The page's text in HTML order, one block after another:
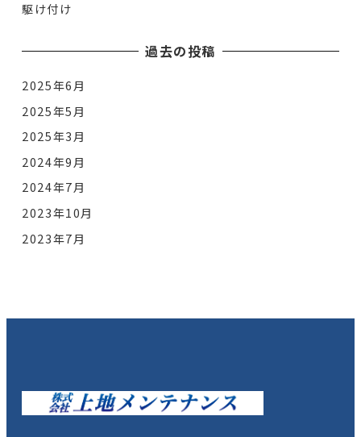
駆け付け
過去の投稿
2025年6月
2025年5月
2025年3月
2024年9月
2024年7月
2023年10月
2023年7月